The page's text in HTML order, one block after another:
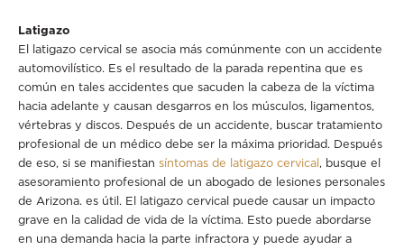
Latigazo
El latigazo cervical se asocia más comúnmente con un accidente
automovilístico. Es el resultado de la parada repentina que es
común en tales accidentes que sacuden la cabeza de la víctima
hacia adelante y causan desgarros en los músculos, ligamentos,
vértebras y discos. Después de un accidente, buscar tratamiento
profesional de un médico debe ser la máxima prioridad. Después
de eso, si se manifiestan síntomas de latigazo cervical , busque el
asesoramiento profesional de un abogado de lesiones personales
de Arizona. es útil. El latigazo cervical puede causar un impacto
grave en la calidad de vida de la víctima. Esto puede abordarse
en una demanda hacia la parte infractora y puede ayudar a